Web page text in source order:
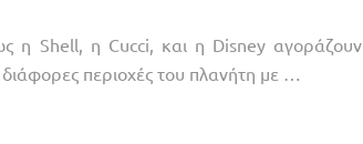
η Shell, η Cucci, και η Disney αγοράζουν
περιοχές του πλανήτη με …